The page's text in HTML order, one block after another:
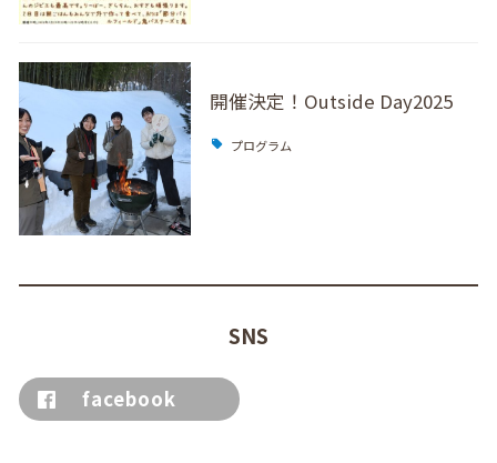
開催決定！Outside Day2025
プログラム
SNS
facebook